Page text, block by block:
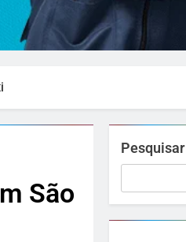
São
Pesquisar